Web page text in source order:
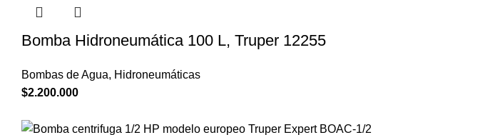
Bomba Hidroneumática 100 L, Truper 12255
Bombas de Agua, Hidroneumáticas
$2.200.000